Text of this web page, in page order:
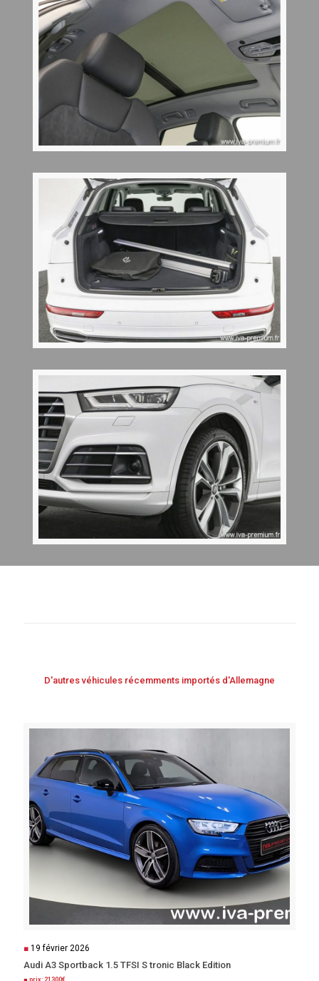
D'autres véhicules récemments importés d'Allemagne
■ 19 février 2026
Audi A3 Sportback 1.5 TFSI S tronic Black Edition
■ prix: 21300€